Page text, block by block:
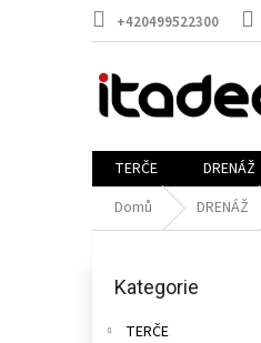
+420499522300
TERČE DRENÁŽ
Domů
DRENÁŽ
kategorie
Kategorie
TERČE